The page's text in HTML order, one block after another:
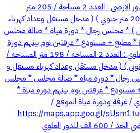
مشروع ادوار بحي النقرة الدور الارضي : العدد 2 مساحة / 205 متر
مساحة / 191 متر ( شارع 20 متر جنوبي ) ( مدخل مستقل وعداد كهرباء
) * مجلس رجال * دورة مياة * صالة مجلس
مطبخ + مستودع * غرفتين نوم بينهم دورة
مياة * غرفة ماستر الدور العلوي : العدد 2 المساحة / 198 متر المساحة /
شارع 20 متر جنوبي ) ( مدخل مستقل وعداد كهرباء مستقل و
رجال * دورة مياة * صالة مجلس * مجلس
* غرفتين نوم بينهم دورة مياة *
/ غرفة ودورة مياة الموقع /
https://maps.app.goo.gl/